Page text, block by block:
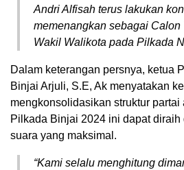
Andri Alfisah terus lakukan
memenangkan sebagai
Wakil Walikota pada Pilkada
Dalam keterangan persnya, ketua
Binjai Arjuli, S.E, Ak menyatakan
mengkonsolidasikan struktur
Pilkada Binjai 2024 ini dapat diraih
suara yang maksimal.
“Kami selalu menghitung